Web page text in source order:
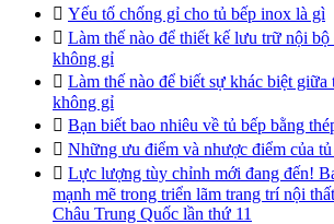
 Yếu tố chống gỉ cho tủ bếp inox là gì
 Làm thế nào để thiết kế lưu trữ nội bộ
không gỉ
 Làm thế nào để biết sự khác biệt giữa
không gỉ
 Bạn biết bao nhiêu về tủ bếp bằng
 Những ưu điểm và nhược điểm của
 Lực lượng tùy chỉnh mới đang đến!
mạnh mẽ trong triển lãm trang trí nội
Châu Trung Quốc lần thứ 11